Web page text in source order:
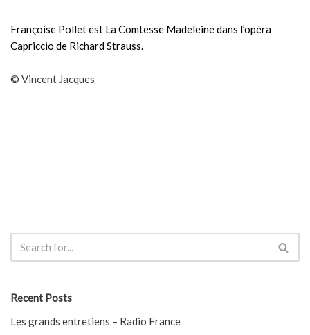
Françoise Pollet est La Comtesse Madeleine dans l’opéra
Capriccio de Richard Strauss.
© Vincent Jacques
Recent Posts
Les grands entretiens – Radio France